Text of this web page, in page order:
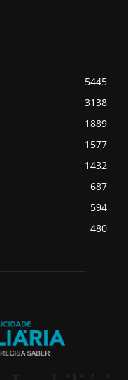
5445
3138
1889
1577
1432
687
594
480